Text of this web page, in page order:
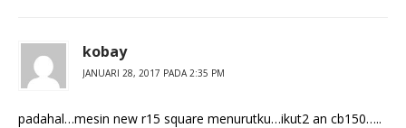
kobay
JANUARI 28, 2017 PADA 2:35 PM
padahal…mesin new r15 square menurutku…ikut2 an cb150…..